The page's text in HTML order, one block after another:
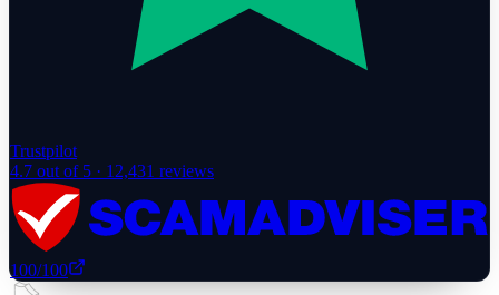
Trustpilot
4.7 out of 5 · 12,431 reviews
100/100